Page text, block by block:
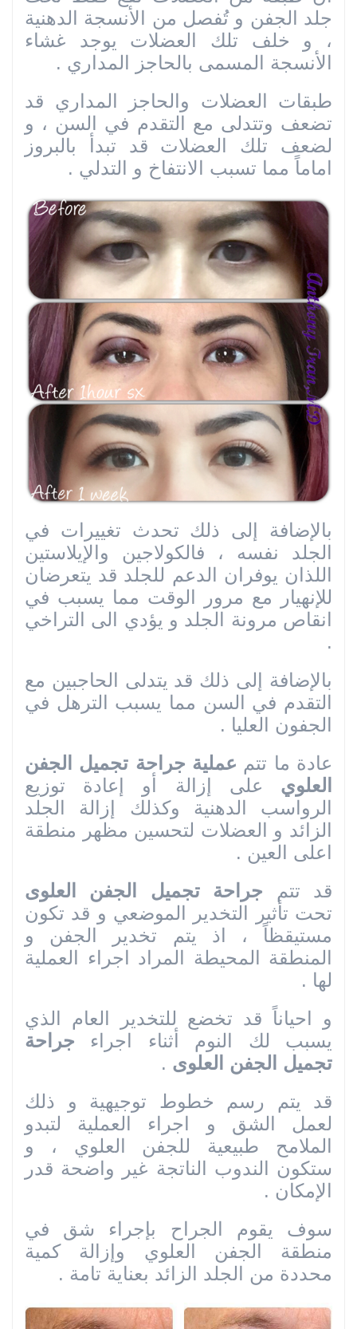
جلد الجفن و تُفصل من الأنسجة الدهنية
، و خلف تلك العضلات يوجد غشاء
الأنسجة المسمى بالحاجز المداري .
طبقات العضلات والحاجز المداري قد
تضعف وتتدلى مع التقدم في السن ، و
لضعف تلك العضلات قد تبدأ بالبروز
اماماً مما تسبب الانتفاخ و التدلي .
بالإضافة إلى ذلك تحدث تغييرات في
الجلد نفسه ، فالكولاجين والإيلاستين
اللذان يوفران الدعم للجلد قد يتعرضان
للإنهيار مع مرور الوقت مما يسبب في
انقاص مرونة الجلد و يؤدي الى التراخي
.
بالإضافة إلى ذلك قد يتدلى الحاجبين مع
التقدم في السن مما يسبب الترهل في
الجفون العليا .
عادة ما تتم عملية جراحة تجميل الجفن
العلوي على إزالة أو إعادة توزيع
الرواسب الدهنية وكذلك إزالة الجلد
الزائد و العضلات لتحسين مظهر منطقة
اعلى العين .
قد تتم جراحة تجميل الجفن العلوى
تحت تأثير التخدير الموضعي و قد تكون
مستيقظاً ، اذ يتم تخدير الجفن و
المنطقة المحيطة المراد اجراء العملية
لها .
و احياناً قد تخضع للتخدير العام الذي
يسبب لك النوم أثناء اجراء جراحة
تجميل الجفن العلوى .
قد يتم رسم خطوط توجيهية و ذلك
لعمل الشق و اجراء العملية لتبدو
الملامح طبيعية للجفن العلوي ، و
ستكون الندوب الناتجة غير واضحة قدر
الإمكان .
سوف يقوم الجراح بإجراء شق في
منطقة الجفن العلوي وإزالة كمية
محددة من الجلد الزائد بعناية تامة .